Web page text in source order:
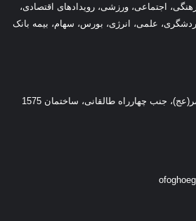
اجتماعی، ورزشی، رویدادهای اقتصادی،
علمی، انرژی، بورس، سهام، بیمه بانک
آدرس : تهران ، خیابان ولیعصر(عج)، جنب چهارراه طالقانی، ساختمان 1575